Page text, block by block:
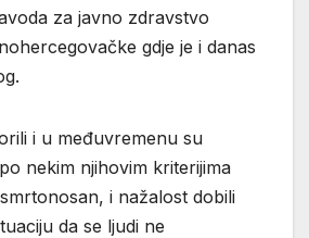
za javno zdravstvo
gdje je i danas
i u međuvremenu su
nekim njihovim kriterijima
i nažalost dobili
da se ljudi ne